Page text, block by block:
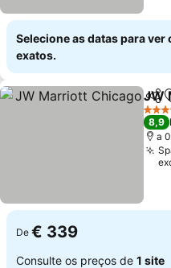
Selecione as datas para ver
exatos.
JW
5
8,9
a
De € 339
Consulte os preços de 1 site